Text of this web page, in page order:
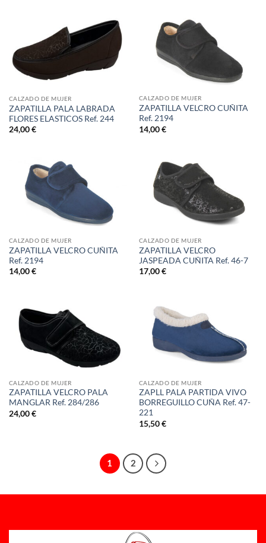
CALZADO DE MUJER
ZAPATILLA PALA LABRADA
FLORES ELASTICOS Ref. 244
24,00€
CALZADO DE MUJER
ZAPATILLA VELCRO CUÑITA
Ref. 2194
14,00€
CALZADO DE MUJER
ZAPATILLA VELCRO CUÑITA
Ref. 2194
14,00€
CALZADO DE MUJER
ZAPATILLA VELCRO
JASPEADA CUÑITA Ref. 46-7
17,00€
CALZADO DE MUJER
ZAPATILLA VELCRO PALA
MANGLAR Ref. 284/286
24,00€
CALZADO DE MUJER
ZAPLL PALA PARTIDA VIVO
BORREGUILLO CUÑA Ref. 47-
221
15,50€
1 2